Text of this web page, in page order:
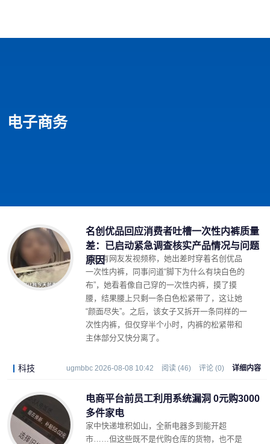
电子商务
名创优品回应消费者吐槽一次性内裤质量
差：已启动紧急调查核实产品情况与问题
原因
近日有网友发视频称，她出差时穿着名创优品
一次性内裤，同事问道“脚下为什么有块白色的
布”，她看着像自己穿的一次性内裤，摸了摸
腰，结果腰上只剩一条白色松紧带了，这让她
“颜面尽失”。之后，该女子又拆开一条同样的一
次性内裤，但仅穿半个小时，内裤的松紧带和
主体部分又快分离了。
科技 ugmbbc 2026-08-08 10:42 阅读 (46) 评论 (0) 详细内容
电商平台前员工利用系统漏洞 0元购3000
多件家电
家中快递堆积如山，全新电器多到能开超
市……但这些既不是代购仓库的货物，也不是